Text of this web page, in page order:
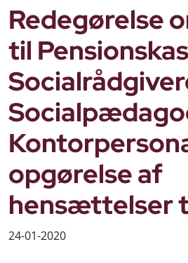
Redegørelse
til
opgørelse af
hensættelser
24-01-2020